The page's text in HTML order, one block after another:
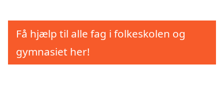
Få hjælp til alle fag i folkeskolen og
gymnasiet her!